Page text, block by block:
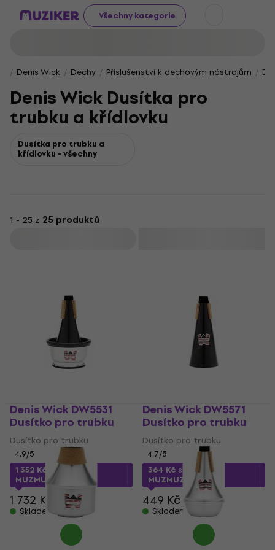
Všechny kategorie
Denis Wick Dechy Příslušenství k dechovým nástrojům
Denis Wick Dusítka pro
trubku a křídlovku
Dusítka pro trubku a
křídlovku - všechny
1 - 25 z 25 produktů
Denis Wick DW5531
Dusítko pro trubku
Dusítko pro trubku
4,9/5
1 352 Kč
s kódem
MUZMUZ-20
1 732 Kč
Skladem
Denis Wick DW5571
Dusítko pro trubku
Dusítko pro trubku
4,7/5
364 Kč s kódem
MUZMUZ-15
449 Kč
Skladem